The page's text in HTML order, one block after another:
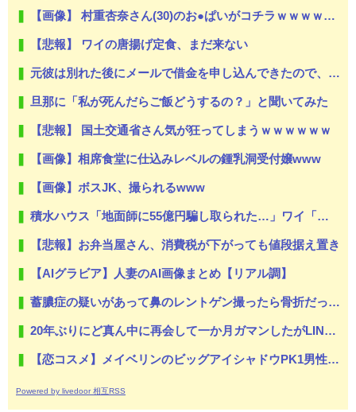
【画像】 村重杏奈さん(30)のお●ぱいがコチラｗｗｗｗｗｗｗｗｗｗｗｗ
【悲報】 ワイの唐揚げ定食、まだ来ない
元彼は別れた後にメールで借金を申し込んできたので、会ってその場で消費者金融へ連れて行った…
旦那に「私が死んだらご飯どうするの？」と聞いてみた
【悲報】 国土交通省さん気が狂ってしまうｗｗｗｗｗｗ
【画像】相席食堂に仕込みレベルの鍾乳洞受付嬢www
【画像】ボスJK、撮られるwww
積水ハウス「地面師に55億円騙し取られた…」ワイ「はえーかわいそう…会社滅茶苦茶やろなぁ」
【悲報】お弁当屋さん、消費税が下がっても値段据え置き
【AIグラビア】人妻のAI画像まとめ【リアル調】
蓄膿症の疑いがあって鼻のレントゲン撮ったら骨折だった。そういや幼稚園の頃顔面着地したことがあったが、 母ちゃん当時気づかなかったのかよ・・・
20年ぶりにど真ん中に再会して一か月ガマンしたがLINEで「たまに二人で昔話ができる友達になろう」的なメッセ送信した。昨日まで既読無視
【恋コスメ】メイベリンのビッグアイシャドウPK1男性からの評判めちゃくちゃ良い。
Powered by livedoor 相互RSS